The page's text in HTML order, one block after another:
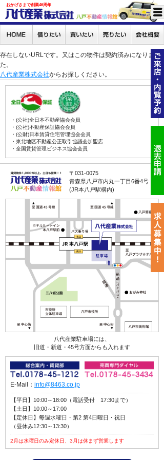
おかげさまで創業46周年
存在しないURLです。又はこの物件は契約済みになりまし
た。
八代産業株式会社からお探しください。
・(公社)全日本不動産協会会員
・(公社)不動産保証協会会員
・(公財)日本賃貸住宅管理協会会員
・東北地区不動産公正取引協議会加盟店
・全国賃貸管理ビジネス協会会員
〒031-0075
青森県八戸市内丸一丁目6番4号
(JR本八戸駅構内)
八代産業駐車場には、
旧道・新道・45号方面からも入れます
E-Mail： info@8463.co.jp
【平日】10:00～18:00（電話受付 17:30まで）
【土日】10:00～17:00
【定休日】毎週水曜日・第2 第4日曜日・祝日
（昼休み12:30～13:30）
2月は水曜日のみ定休日、3月は休まず営業します